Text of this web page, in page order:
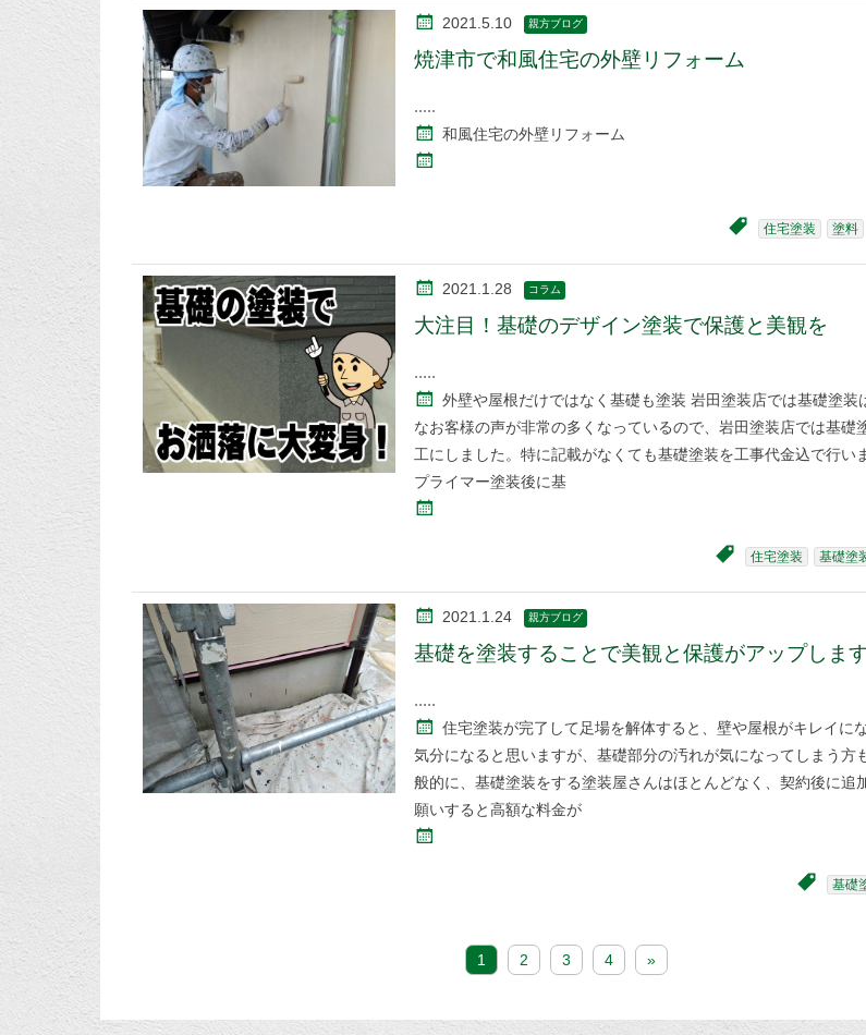
2021.5.10 親方ブログ
焼津市で和風住宅の外壁リフォーム
和風住宅の外壁リフォーム
住宅塗装 塗料
2021.1.28 コラム
大注目！基礎のデザイン塗装で保護と美観を
外壁や屋根だけではなく基礎も塗装 岩田塗装店では基礎塗装
なお客様の声が非常の多くなっているので、岩田塗装店では基礎
工にしました。特に記載がなくても基礎塗装を工事代金込で行い
プライマー塗装後に基
住宅塗装 基礎塗
2021.1.24 親方ブログ
基礎を塗装することで美観と保護がアップします
住宅塗装が完了して足場を解体すると、壁や屋根がキレイに
気分になると思いますが、基礎部分の汚れが気になってしまう方
般的に、基礎塗装をする塗装屋さんはほとんどなく、契約後に追
願いすると高額な料金が
基礎
1 2 3 4 »